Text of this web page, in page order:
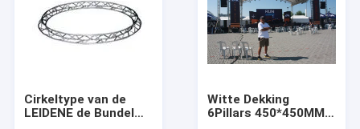
Cirkeltype van de
LEIDENE de Bundel
Witte Dekking
6Pillars 450*450MM